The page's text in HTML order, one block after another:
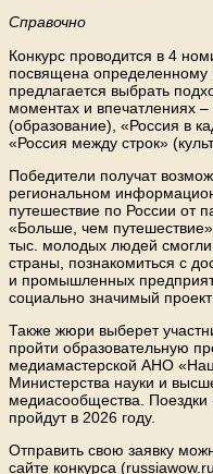
Справочно
Конкурс проводится в 4
посвящена определенному
предлагается выбрать
моментах и впечатлениях
(образование), «Россия в
«Россия между строк»
Победители получат
региональном
путешествие по России от
«Больше, чем
тыс. молодых людей
страны, познакомиться с
и промышленных
социально значимый
Также жюри выберет
пройти образовательную
медиамастерской АНО
Министерства науки и
медиасообщества.
пройдут в 2026 году.
Отправить свою заявку
сайте конкурса